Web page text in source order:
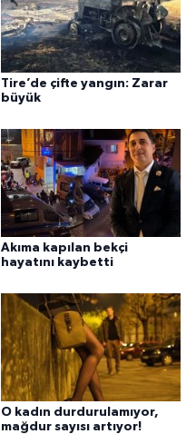
Tire’de çifte yangın: Zarar
büyük
Akıma kapılan bekçi
hayatını kaybetti
O kadın durdurulamıyor,
mağdur sayısı artıyor!